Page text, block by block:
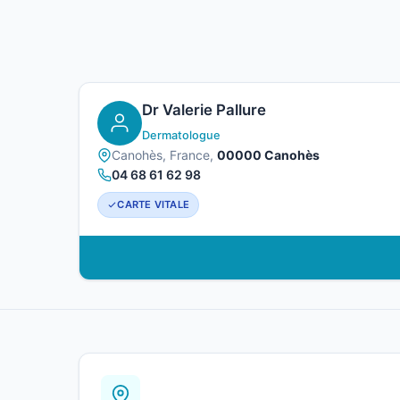
Dr Valerie Pallure
Dermatologue
Canohès, France, 00000 Canohès
04 68 61 62 98
CARTE VITALE